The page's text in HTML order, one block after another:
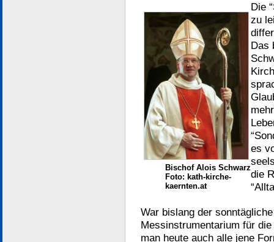
Bischof Alois Schwarz
Foto: kath-kirche-
kaernten.at
Die
zu
Das
es
die
War bislang der
Messinstrumentarium für
man heute auch alle jene